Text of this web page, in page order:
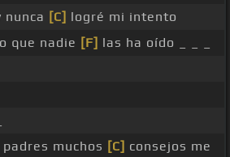
nunca [C] logré mi intento
que nadie [F] las ha oído _ _ _
padres muchos [C] consejos me